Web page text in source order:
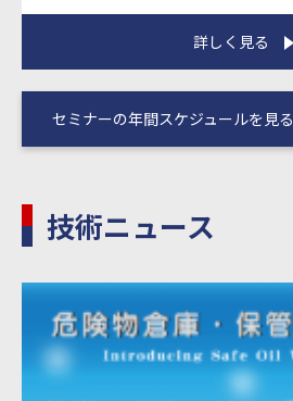
詳しく見る
セミナーの年間スケジュールを見る
技術ニュース